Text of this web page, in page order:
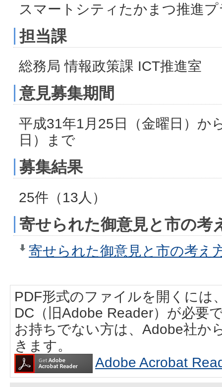
スマートシティたかまつ推進
担当課
総務局 情報政策課 ICT推進室
意見募集期間
平成31年1月25日（金曜日）か
日）まで
募集結果
25件（13人）
寄せられた御意見と市の考
寄せられた御意見と市の考え
PDF形式のファイルを開くには
DC（旧Adobe Reader）が必要
お持ちでない方は、Adobe社か
きます。
Adobe Acrobat